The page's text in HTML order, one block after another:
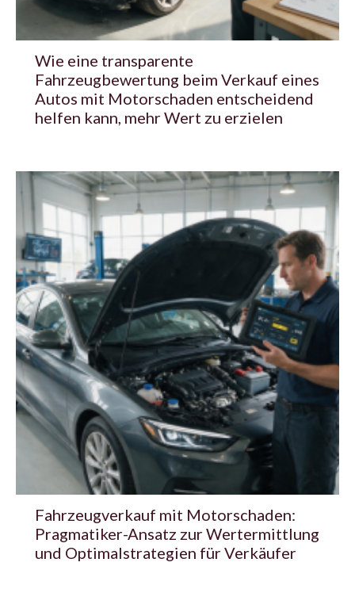
Wie eine transparente
Fahrzeugbewertung beim Verkauf eines
Autos mit Motorschaden entscheidend
helfen kann, mehr Wert zu erzielen
Fahrzeugverkauf mit Motorschaden:
Pragmatiker-Ansatz zur Wertermittlung
und Optimalstrategien für Verkäufer